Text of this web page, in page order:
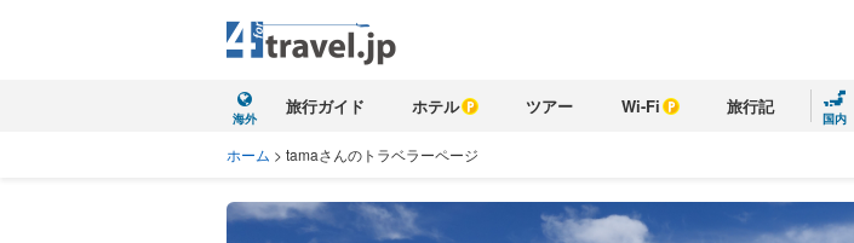
海外
旅行ガイド ホテル ツアー Wi-Fi 旅行記
国内
ホーム > tamaさんのトラベラーページ